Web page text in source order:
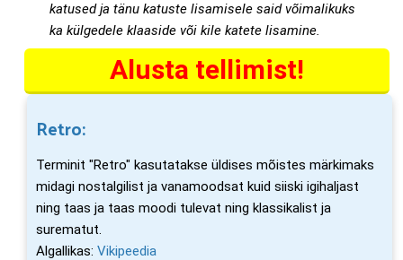
katused ja tänu katuste lisamisele said võimalikuks
ka külgedele klaaside või kile katete lisamine.
Alusta tellimist!
Retro:
Terminit "Retro" kasutatakse üldises mõistes märkimaks
midagi nostalgilist ja vanamoodsat kuid siiski igihaljast
ning taas ja taas moodi tulevat ning klassikalist ja
surematut.
Algallikas: Vikipeedia